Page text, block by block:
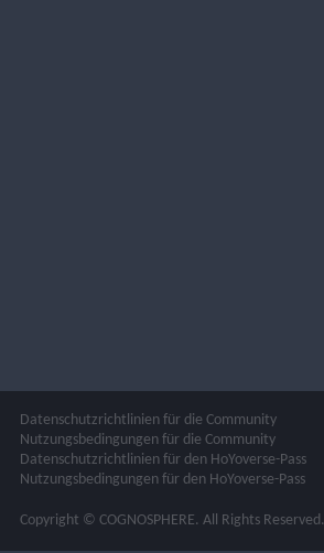
Datenschutzrichtlinien für die Community
Nutzungsbedingungen für die Community
Datenschutzrichtlinien für den HoYoverse-Pass
Nutzungsbedingungen für den HoYoverse-Pass
Copyright © COGNOSPHERE. All Rights Reserved.